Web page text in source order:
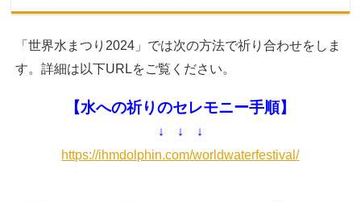
「世界水まつり2024」では次の方法で祈り合わせをしま
す。詳細は以下URLをご覧ください。
【水への祈りのセレモニー手順】
↓ ↓ ↓
https://ihmdolphin.com/worldwaterfestival/